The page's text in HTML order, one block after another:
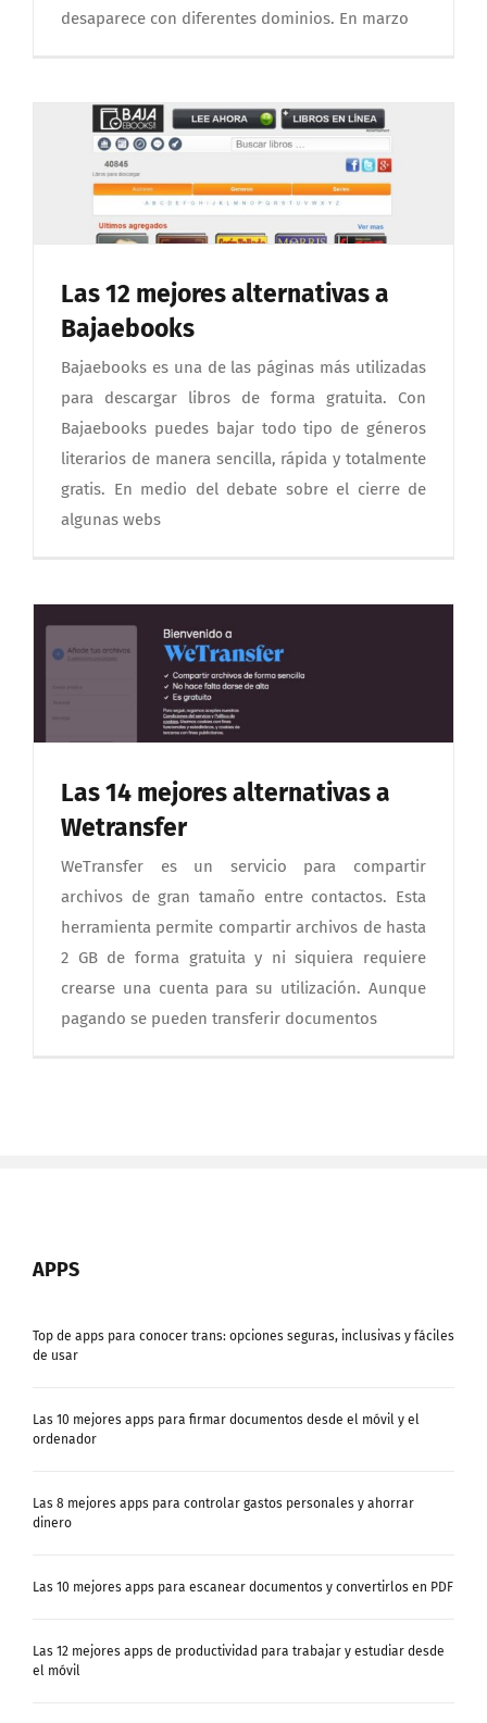
desaparece con diferentes dominios. En marzo
Las 12 mejores alternativas a
Bajaebooks
Bajaebooks es una de las páginas más utilizadas
para descargar libros de forma gratuita. Con
Bajaebooks puedes bajar todo tipo de géneros
literarios de manera sencilla, rápida y totalmente
gratis. En medio del debate sobre el cierre de
algunas webs
Las 14 mejores alternativas a
Wetransfer
WeTransfer es un servicio para compartir
archivos de gran tamaño entre contactos. Esta
herramienta permite compartir archivos de hasta
2 GB de forma gratuita y ni siquiera requiere
crearse una cuenta para su utilización. Aunque
pagando se pueden transferir documentos
APPS
Top de apps para conocer trans: opciones seguras, inclusivas y fáciles
de usar
Las 10 mejores apps para firmar documentos desde el móvil y el
ordenador
Las 8 mejores apps para controlar gastos personales y ahorrar
dinero
Las 10 mejores apps para escanear documentos y convertirlos en PDF
Las 12 mejores apps de productividad para trabajar y estudiar desde
el móvil